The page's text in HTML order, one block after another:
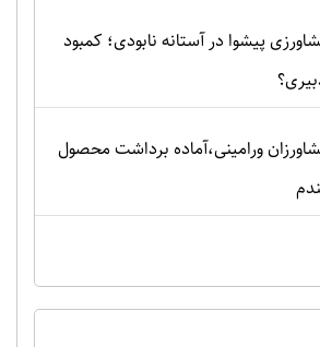
پیشوا در آستانه نابودی؛ کمبود
ورامینی،آماده برداشت محصول